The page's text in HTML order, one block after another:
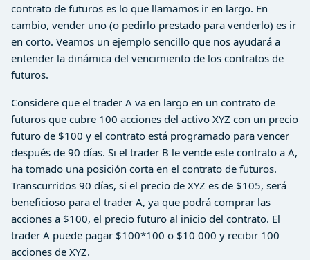
contrato de futuros es lo que llamamos ir en largo. En
cambio, vender uno (o pedirlo prestado para venderlo) es ir
en corto. Veamos un ejemplo sencillo que nos ayudará a
entender la dinámica del vencimiento de los contratos de
futuros.
Considere que el trader A va en largo en un contrato de
futuros que cubre 100 acciones del activo XYZ con un precio
futuro de $100 y el contrato está programado para vencer
después de 90 días. Si el trader B le vende este contrato a A,
ha tomado una posición corta en el contrato de futuros.
Transcurridos 90 días, si el precio de XYZ es de $105, será
beneficioso para el trader A, ya que podrá comprar las
acciones a $100, el precio futuro al inicio del contrato. El
trader A puede pagar $100*100 o $10 000 y recibir 100
acciones de XYZ.